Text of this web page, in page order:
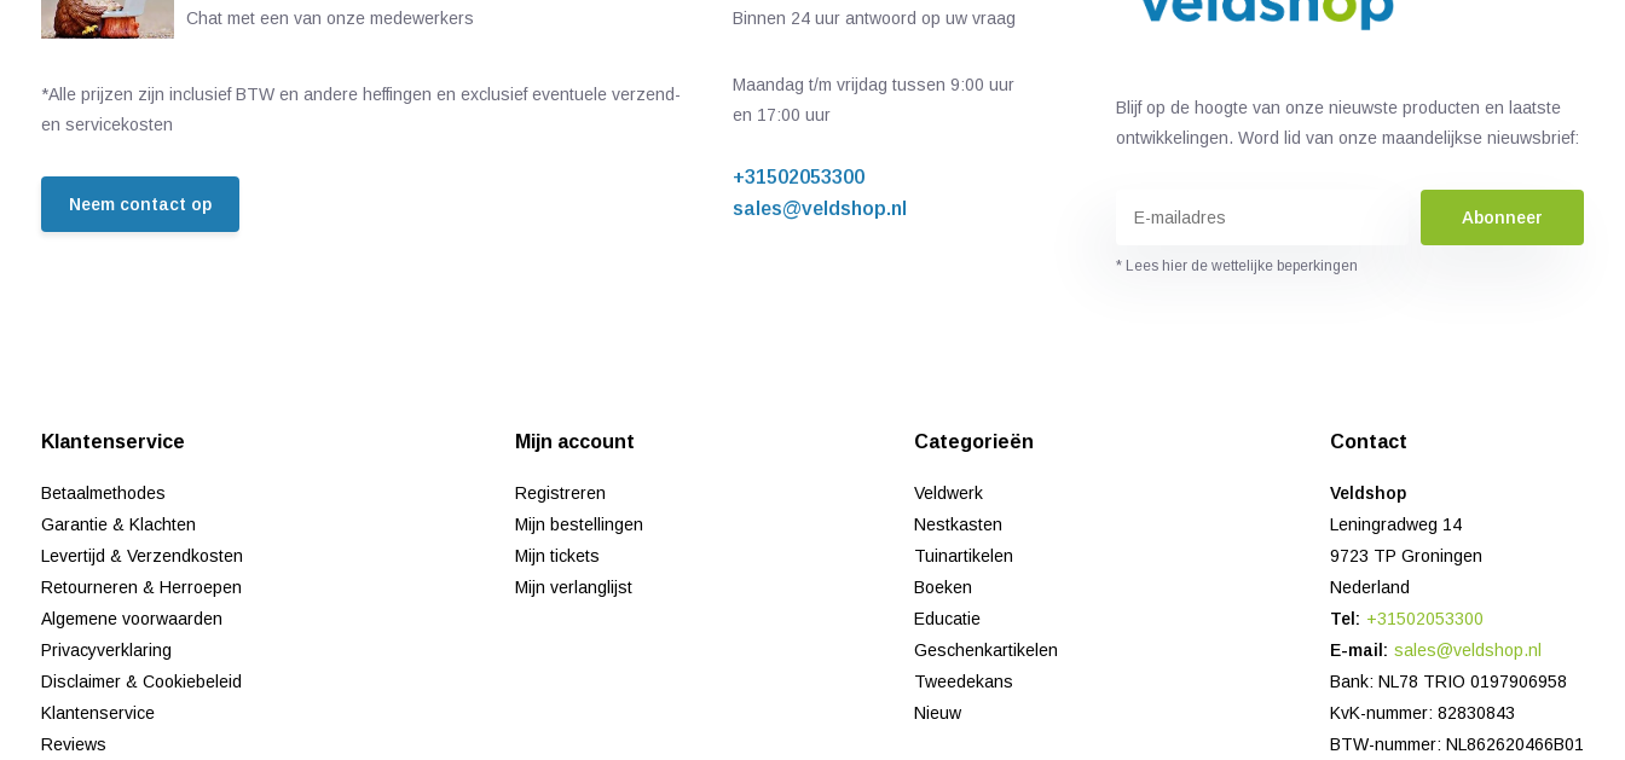
Chat met een van onze medewerkers
*Alle prijzen zijn inclusief BTW en andere heffingen en exclusief eventuele verzend-
en servicekosten
Neem contact op
Binnen 24 uur antwoord op uw vraag
Maandag t/m vrijdag tussen 9:00 uur
en 17:00 uur
+31502053300
sales@veldshop.nl
Blijf op de hoogte van onze nieuwste producten en laatste
ontwikkelingen. Word lid van onze maandelijkse nieuwsbrief:
Abonneer
* Lees hier de wettelijke beperkingen
Klantenservice
Betaalmethodes
Garantie & Klachten
Levertijd & Verzendkosten
Retourneren & Herroepen
Algemene voorwaarden
Privacyverklaring
Disclaimer & Cookiebeleid
Klantenservice
Reviews
Mijn account
Registreren
Mijn bestellingen
Mijn tickets
Mijn verlanglijst
Categorieën
Veldwerk
Nestkasten
Tuinartikelen
Boeken
Educatie
Geschenkartikelen
Tweedekans
Nieuw
Contact
Veldshop
Leningradweg 14
9723 TP Groningen
Nederland
Tel: +31502053300
E-mail: sales@veldshop.nl
Bank: NL78 TRIO 0197906958
KvK-nummer: 82830843
BTW-nummer: NL862620466B01